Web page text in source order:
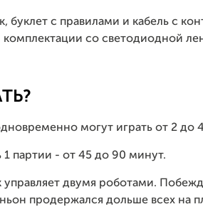
буклет с правилами и кабель с
со светодиодной
могут играть от 2 до
1 партии - от 45 до 90 минут.
двумя роботами.
продержался дольше всех на